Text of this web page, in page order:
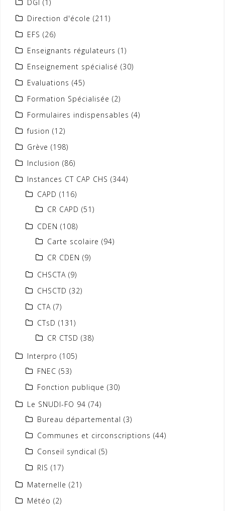
DGI (1)
Direction d'école (211)
EFS (26)
Enseignants régulateurs (1)
Enseignement spécialisé (30)
Evaluations (45)
Formation Spécialisée (2)
Formulaires indispensables (4)
fusion (12)
Grève (198)
Inclusion (86)
Instances CT CAP CHS (344)
CAPD (116)
CR CAPD (51)
CDEN (108)
Carte scolaire (94)
CR CDEN (9)
CHSCTA (9)
CHSCTD (32)
CTA (7)
CTsD (131)
CR CTSD (38)
Interpro (105)
FNEC (53)
Fonction publique (30)
Le SNUDI-FO 94 (74)
Bureau départemental (3)
Communes et circonscriptions (44)
Conseil syndical (5)
RIS (17)
Maternelle (21)
Météo (2)